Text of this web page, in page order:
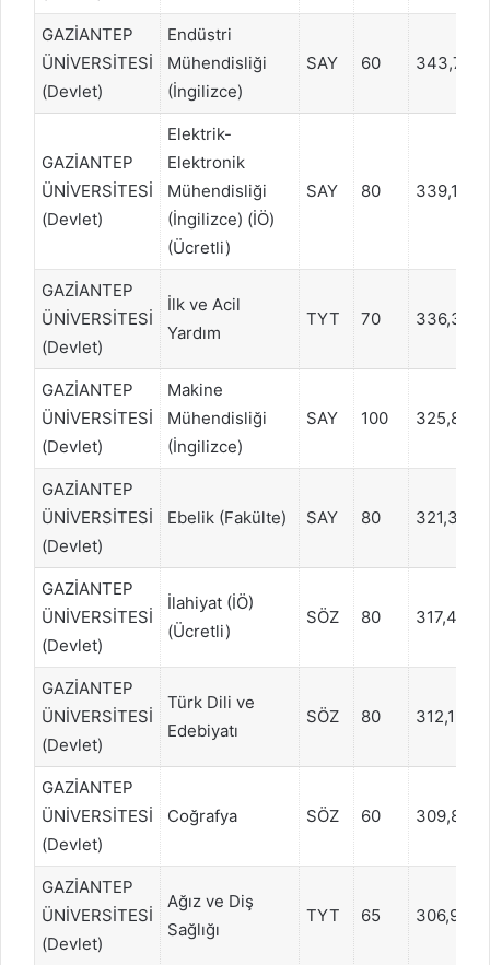
GAZİANTEP
ÜNİVERSİTESİ
(Devlet)
Endüstri
Mühendisliği
(İngilizce)
SAY 60
GAZİANTEP
ÜNİVERSİTESİ
(Devlet)
Elektrik-
Elektronik
Mühendisliği
(İngilizce) (İÖ)
(Ücretli)
SAY 80
GAZİANTEP
ÜNİVERSİTESİ
(Devlet)
İlk ve Acil
Yardım
TYT 70
GAZİANTEP
ÜNİVERSİTESİ
(Devlet)
Makine
Mühendisliği
(İngilizce)
SAY 100
GAZİANTEP
ÜNİVERSİTESİ
(Devlet)
Ebelik (Fakülte) SAY 80
GAZİANTEP
ÜNİVERSİTESİ
(Devlet)
İlahiyat (İÖ)
(Ücretli)
SÖZ 80
GAZİANTEP
ÜNİVERSİTESİ
(Devlet)
Türk Dili ve
Edebiyatı
SÖZ 80
GAZİANTEP
ÜNİVERSİTESİ
(Devlet)
Coğrafya SÖZ 60
GAZİANTEP
ÜNİVERSİTESİ
(Devlet)
Ağız ve Diş
Sağlığı
TYT 65